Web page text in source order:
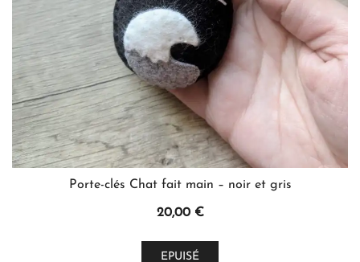
Porte-clés Chat fait main – noir et gris
20,00 €
EPUISÉ